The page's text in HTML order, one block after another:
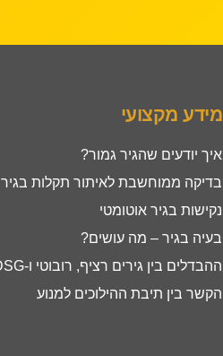
מידע מקצועי
איך יודעים שהגיר גמור?
בדיקה ממוחשבת לאיתור תקלות בגיר
נקישות בגיר אוטומטי
בעיה בגיר – מה עושים?
ההבדלים בין גירים רציף, רובוטי ו-DSG
הקשר בין תיבת ההילוכים למנוע